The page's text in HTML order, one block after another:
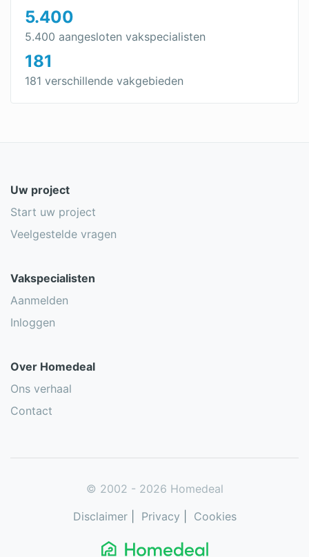
5.400
5.400 aangesloten vakspecialisten
181
181 verschillende vakgebieden
Uw project
Start uw project
Veelgestelde vragen
Vakspecialisten
Aanmelden
Inloggen
Over Homedeal
Ons verhaal
Contact
© 2002 - 2026 Homedeal
Disclaimer| Privacy Cookies